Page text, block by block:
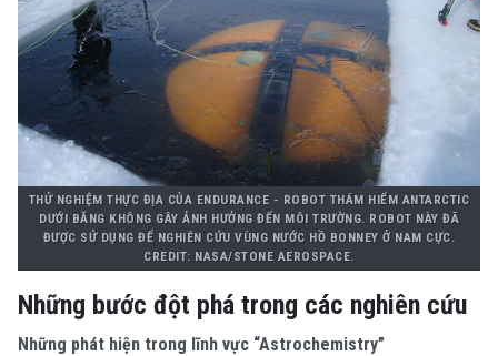
THỬ NGHIỆM THỰC ĐỊA CỦA ENDURANCE - ROBOT THÁM HIỂM ANTARCTIC
DƯỚI BĂNG KHÔNG GÂY ẢNH HƯỞNG ĐẾN MÔI TRƯỜNG. ROBOT NÀY ĐÃ
ĐƯỢC SỬ DỤNG ĐỂ NGHIÊN CỨU VÙNG NƯỚC HỒ BONNEY Ở NAM CỰC.
CREDIT: NASA/STONE AEROSPACE.
Những bước đột phá trong các nghiên cứu
Những phát hiện trong lĩnh vực “Astrochemistry”